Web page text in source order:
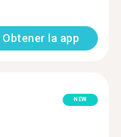
Obtener la app
NEW